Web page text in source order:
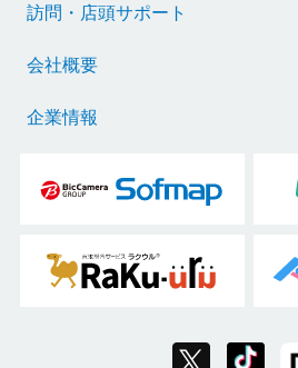
訪問・店頭サポート
会社概要
企業情報